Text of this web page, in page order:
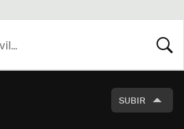
SUBIR